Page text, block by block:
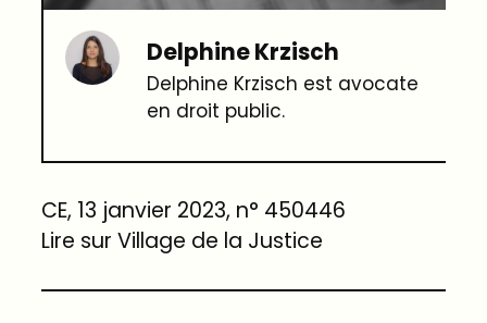
Delphine Krzisch
Delphine Krzisch est avocate
en droit public.
CE, 13 janvier 2023, n° 450446
Lire sur Village de la Justice